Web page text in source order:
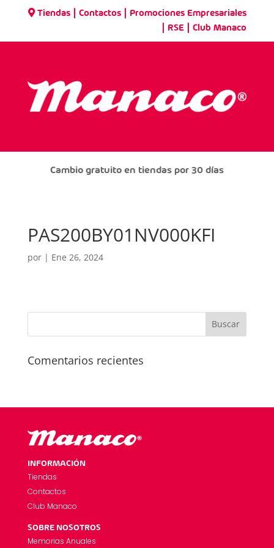
Tiendas |Contactos Promociones Empresariales
RSE |Club Manaco
Cambio gratuito en tiendas por 30 días
PAS200BY01NV000KFI
por | Ene 26, 2024
Comentarios recientes
INFORMACIÓN
Tiendas
Contactos
Club Manaco
SOBRE NOSOTROS
Memorias Anuales